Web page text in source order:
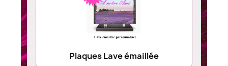
Plaques Lave émaillée